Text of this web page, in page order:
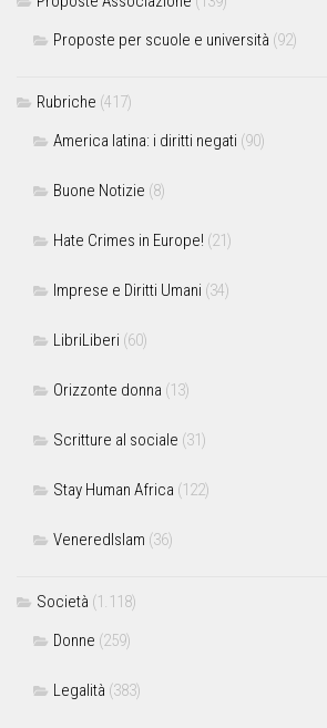
Proposte per scuole e università (92)
Rubriche (417)
America latina: i diritti negati (90)
Buone Notizie (8)
Hate Crimes in Europe! (21)
Imprese e Diritti Umani (34)
LibriLiberi (60)
Orizzonte donna (13)
Scritture al sociale (31)
Stay Human Africa (122)
VeneredIslam (36)
Società (1.118)
Donne (259)
Legalità (383)